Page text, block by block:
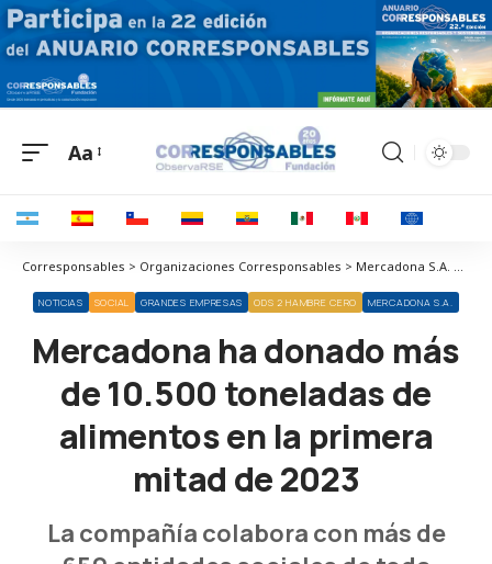
Aa
Corresponsables > Organizaciones Corresponsables > Mercadona S.A. > Mercadona ha donado más de 10.500 toneladas de alimentos en la primera mitad de 2023
NOTICIAS SOCIAL GRANDES EMPRESAS ODS 2 HAMBRE CERO MERCADONA S.A.
Mercadona ha donado más
de 10.500 toneladas de
alimentos en la primera
mitad de 2023
La compañía colabora con más de